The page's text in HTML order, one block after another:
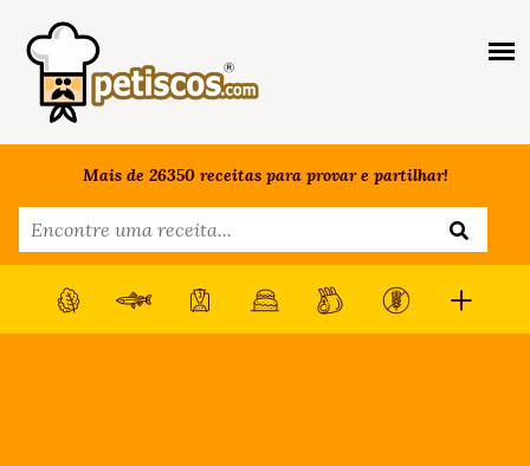
Mais de 26350 receitas para provar e partilhar!